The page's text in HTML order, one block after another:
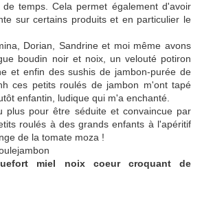
temps. Cela permet également d'avoir
sur certains produits et en particulier le
Dorian, Sandrine et moi même avons
boudin noir et noix, un velouté potiron
et enfin des sushis de jambon-purée de
ces petits roulés de jambon m'ont tapé
enfantin, ludique qui m'a enchanté.
plus pour être séduite et convaincue par
roulés à des grands enfants à l'apéritif
de la tomate moza !
miel noix coeur croquant de